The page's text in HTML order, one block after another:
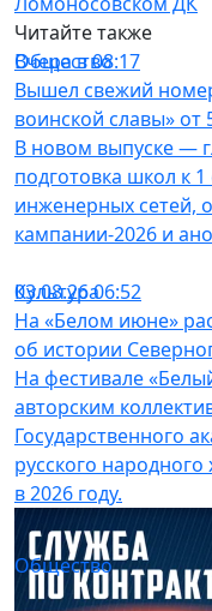
Читайте также
Общество
Вчера в 08:17
Вышел свежий
воинской славы» от
В новом выпуске —
подготовка школ к
инженерных сетей,
кампании-2026 и
Культура
03.08.26 06:52
На «Белом июне»
об истории
На фестивале
авторским
Государственного
русского
в 2026 году.
Другие
Общество
03.08.26 14:00
В Архангельске